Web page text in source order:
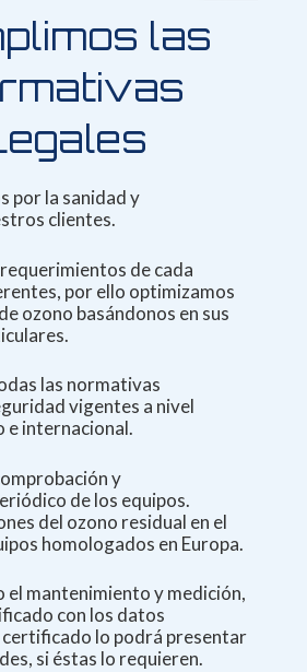
las
por la sanidad y
clientes.
de cada
porello optimizamos
ozono basándonos en sus
las normativas
vigentes a nivel
e internacional.
y
de los equipos.
del ozono residual en el
homologados en Europa.
el mantenimiento y medición,
con los datos
lo podrá presentar
si éstas lo requieren.